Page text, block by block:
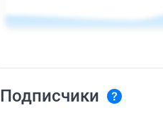
Подписчики